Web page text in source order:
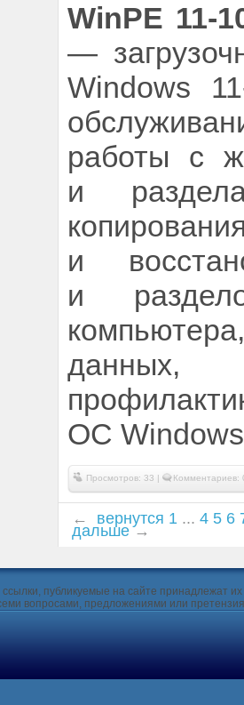
WinPE 11-
—
Windows
работы с
и
и
и
данных,
ОС
Просмотров: 33 | Комментариев:
← вернутся 1 ... 4 5 6
дальше→
публикуемые на сайте принадлежат
вопросами, предложениями или